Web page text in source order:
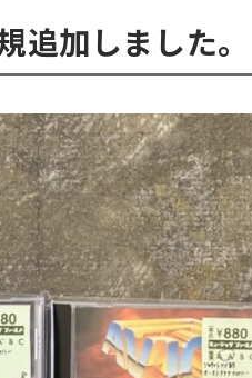
追加しました。